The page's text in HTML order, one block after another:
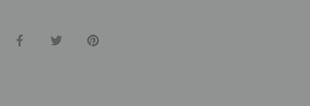
Partager TweeterÉpingler